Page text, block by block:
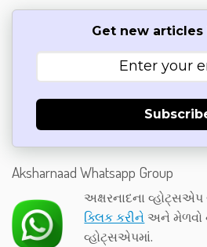
Get new articles
Aksharnaad Whatsapp Group
અક્ષરનાદના
ક્લિક કરીને અને મેળવો
વ્હોટ્સએપમાં.